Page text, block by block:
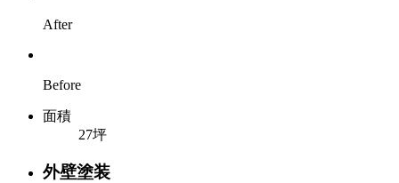
After
Before
面積
27坪
外壁塗装